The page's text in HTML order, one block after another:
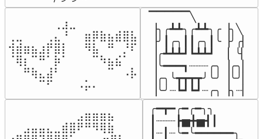
⠀⠀⠀⠀⠀⠀⢀⣰⣀⠀⠀⠀⠀⠀⠀⠀⠀
⢀⣀⠀⠀⠀⢀⣄⠘⠀⠀⣶⡿⣷⣦⣾⣿⣧
⢺⣾⣶⣦⣰⡟⣿⡇⠀⠀⠻⣧⠀⠛⠀⡘⠏
⠈⢿⡆⠉⠛⠁⡷⠁⠀⠀⠀⠉⠳⣦⣮⠁⠀
⠀⠀⠛⢷⣄⣼⠃⠀⠀⠀⠀⠀⠀⠉⠀⠠⡧
⠀⠀⠀⠀⠉⠋⠀⠀⠀⠠⡥⠄⠀⠀⠀⠀⠀
▔▔▔▔▔╲
▕╮╭┻┻╮╭┻┻╮╭▕╮╲
▕╯┃╭╮┃┃╭╮┃╰▕╯╭▏
▕╭┻┻┻┛┗┻┻┛  ▕  ╰▏
▕╰━━━┓┈┈┈╭╮▕╭╮▏
▕╭╮╰┳┳┳┳╯╰╯▕╰╯▏
▕╰╯┈┗┛┗┛┈╭╮▕╮┈▏
⠀⠀⠀⠀⠀⠀⠀⠀⠀⣠⣶⣶⣶⣦⠀⠀
⠀⠀⣠⣤⣤⣄⣀⣾⣿⠟⠛⠻⢿⣷⠀
╭━┳━╭━╭━╮╮
┃┈┈┈┣▅╋▅┫┃
┃┈┃┈╰━╰━━━━━━╮